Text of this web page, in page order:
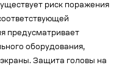
риск поражения
предусматривает
оборудования,
Защита головы на